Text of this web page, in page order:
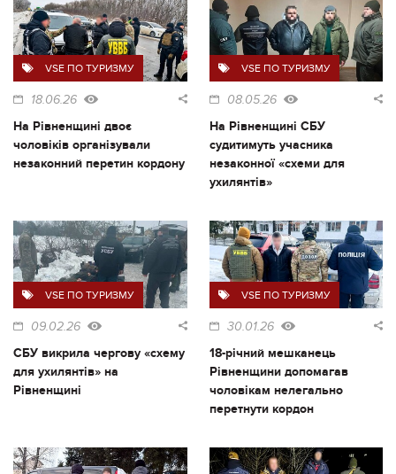
VSE ПО ТУРИЗМУ
18.06.26
На Рівненщині двоє
чоловіків організували
незаконний перетин кордону
VSE ПО ТУРИЗМУ
08.05.26
На Рівненщині СБУ
судитимуть учасника
незаконної «схеми для
ухилянтів»
VSE ПО ТУРИЗМУ
09.02.26
СБУ викрила чергову «схему
для ухилянтів» на
Рівненщині
VSE ПО ТУРИЗМУ
30.01.26
18-річний мешканець
Рівненщини допомагав
чоловікам нелегально
перетнути кордон